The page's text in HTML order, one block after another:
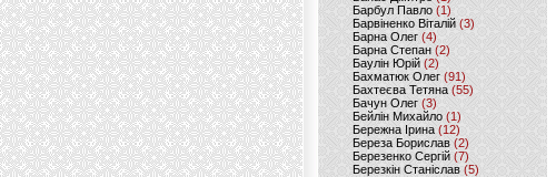
Барбул Павло(1)
Барвіненко Віталій(3)
Барна Олег (4)
Барна Степан (2)
Баулін Юрій (2)
Бахматюк Олег (91)
Бахтеєва Тетяна(55)
Бачун Олег (3)
Бейлін Михайло (1)
Бережна Ірина(12)
Береза Борислав(2)
Березенко Сергій (7)
Березкін Станіслав (5)